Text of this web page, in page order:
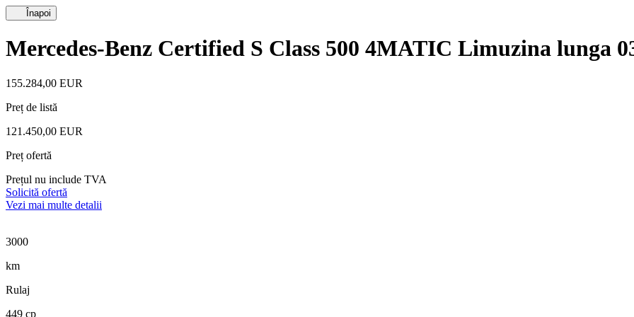
Înapoi
Mercedes-Benz Certified S Class 500 4MATIC Limuzina lunga
155.284,00 EUR
Preț de listă
121.450,00 EUR
Preț ofertă
Prețul nu include TVA
Solicită ofertă
Vezi mai multe detalii
3000
km
Rulaj
449 cp